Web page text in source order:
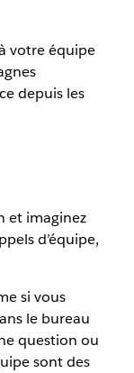
votre équipe
depuis les
et imaginez
d’équipe,
si vous
le bureau
question ou
sont des